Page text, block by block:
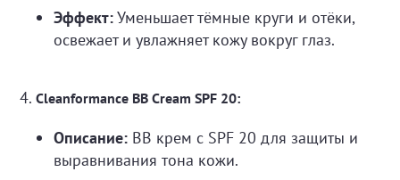
Эффект:Уменьшает тёмные круги и отёки,
освежает и увлажняет кожу вокруг глаз.
Cleanformance BB Cream SPF 20:
Описание: BB крем с SPF 20 для защиты и
выравнивания тона кожи.